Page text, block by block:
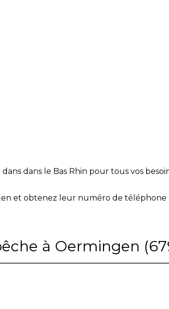
dans le Bas Rhin pour tous vos
et obtenez leur numéro de
à Oermingen